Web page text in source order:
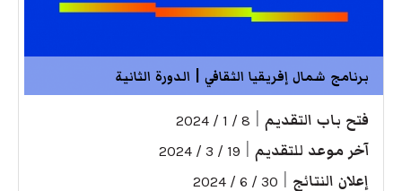
برنامج شمال إفريقيا الثقافي | الدورة الثانية
فتح باب التقديم 8 / 1 / 2024
آخر موعد للتقديم 19 / 3 / 2024
إعلان النتائج 30 / 6 / 2024